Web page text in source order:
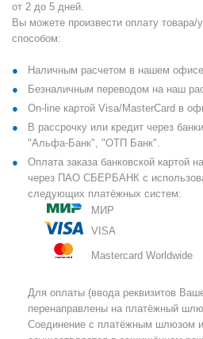
от 2 до 5 дней.
Вы можете произвести оплату
способом:
Наличным расчетом в нашем офисе
Безналичным переводом на наш
On-line картой Visa/MasterCard в
В рассрочку или кредит через
"Альфа-Банк", "ОТП Банк".
Оплата заказа банковской картой
через ПАО СБЕРБАНК с
следующих платёжных систем:
МИР
VISA
Mastercard Worldwide
Для оплаты (ввода реквизитов
перенаправлены на платёжный
Соединение с платёжным шлюзом